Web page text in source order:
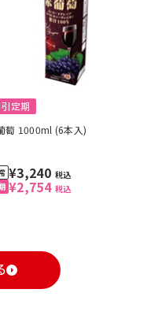
定期
萄 1000ml (6本入)
¥2,754 税込
¥3,240 税込